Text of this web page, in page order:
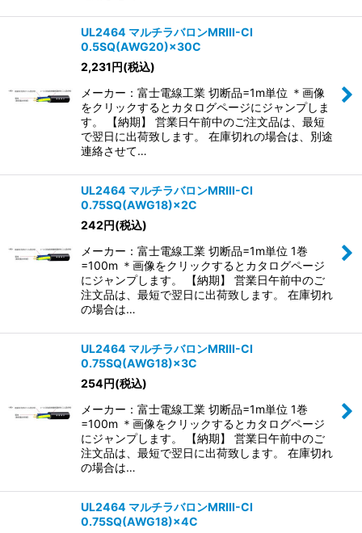
UL2464 マルチラバロンMRIII-CI
0.5SQ(AWG20)×30C
2,231円(税込)
メーカー：富士電線工業 切断品=1m単位 ＊画像
をクリックするとカタログページにジャンプしま
す。 【納期】 営業日午前中のご注文品は、最短
で翌日に出荷致します。 在庫切れの場合は、別途
連絡させて…
UL2464 マルチラバロンMRIII-CI
0.75SQ(AWG18)×2C
242円(税込)
メーカー：富士電線工業 切断品=1m単位 1巻
=100m ＊画像をクリックするとカタログページ
にジャンプします。 【納期】 営業日午前中のご
注文品は、最短で翌日に出荷致します。 在庫切れ
の場合は…
UL2464 マルチラバロンMRIII-CI
0.75SQ(AWG18)×3C
254円(税込)
メーカー：富士電線工業 切断品=1m単位 1巻
=100m ＊画像をクリックするとカタログページ
にジャンプします。 【納期】 営業日午前中のご
注文品は、最短で翌日に出荷致します。 在庫切れ
の場合は…
UL2464 マルチラバロンMRIII-CI
0.75SQ(AWG18)×4C